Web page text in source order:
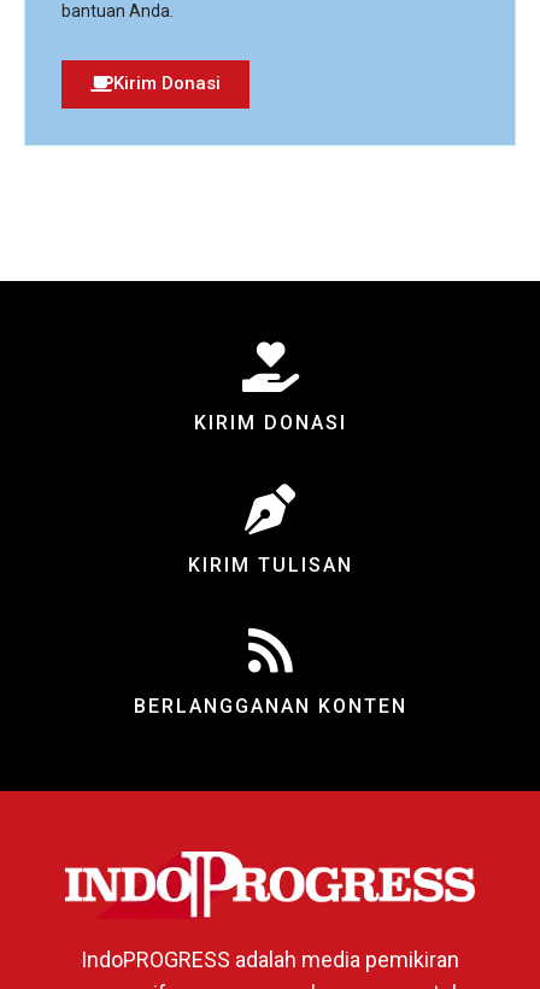
bantuan Anda.
Kirim Donasi
KIRIM DONASI
KIRIM TULISAN
BERLANGGANAN KONTEN
IndoPROGRESS adalah media pemikiran